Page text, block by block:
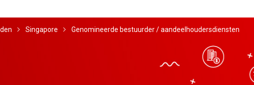
Singapore Genomineerde bestuurder / aandeelhoudersdiensten